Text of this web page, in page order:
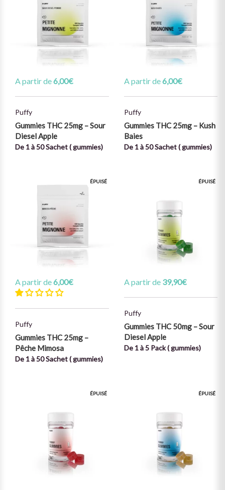
A partir de6,00€
Puffy
Gummies THC 25mg – Sour
Diesel Apple
De 1 à 50 Sachet ( gummies)
A partir de6,00€
Puffy
Gummies THC 25mg – Kush
Baies
De 1 à 50 Sachet ( gummies)
ÉPUISÉ
A partir de6,00€
Puffy
Gummies THC 25mg –
Pêche Mimosa
De 1 à 50 Sachet ( gummies)
ÉPUISÉ
A partir de 39,90€
Puffy
Gummies THC 50mg – Sour
Diesel Apple
De 1 à 5 Pack ( gummies)
ÉPUISÉ ÉPUISÉ